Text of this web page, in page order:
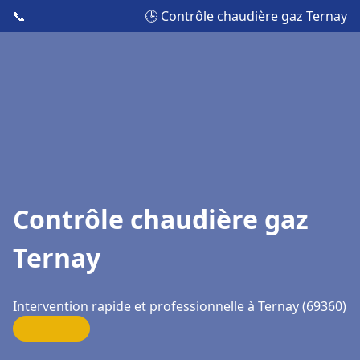
📞 🕒 Contrôle chaudière gaz Ternay
Contrôle chaudière gaz
Ternay
Intervention rapide et professionnelle à Ternay (69360)